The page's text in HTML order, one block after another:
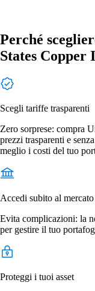
Perché
States Copper
Scegli tariffe trasparenti
Zero sorprese: compra
prezzi trasparenti e
meglio i costi del tuo
Accedi subito al mercato
Evita complicazioni: la
per gestire il tuo
Proteggi i tuoi asset